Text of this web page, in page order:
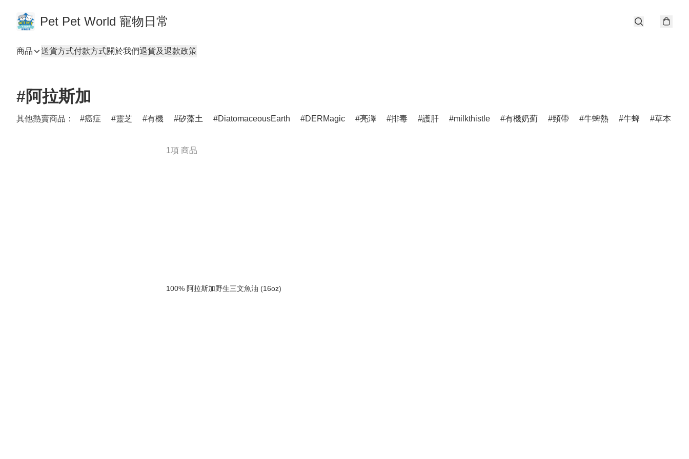
Pet Pet World 寵物日常
商品 送貨方式付款方式關於我們退貨及退款政策
#阿拉斯加
其他熱賣商品： 癌症 靈芝 有機 矽藻土 DiatomaceousEarth DERMagic 亮澤 排毒 護肝 milkthistle 有機奶薊 頸帶 牛蜱熱 牛蜱 草本
1項 商品
100% 阿拉斯加野生三文魚油 (16oz)